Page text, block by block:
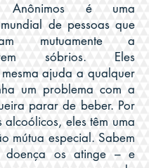
Anônimos é uma
de pessoas que
mutuamente a
sóbrios. Eles
ajuda a qualquer
um problema com a
parar de beber. Por
alcoólicos, eles têm uma
mútua especial. Sabem
doença os atinge – e